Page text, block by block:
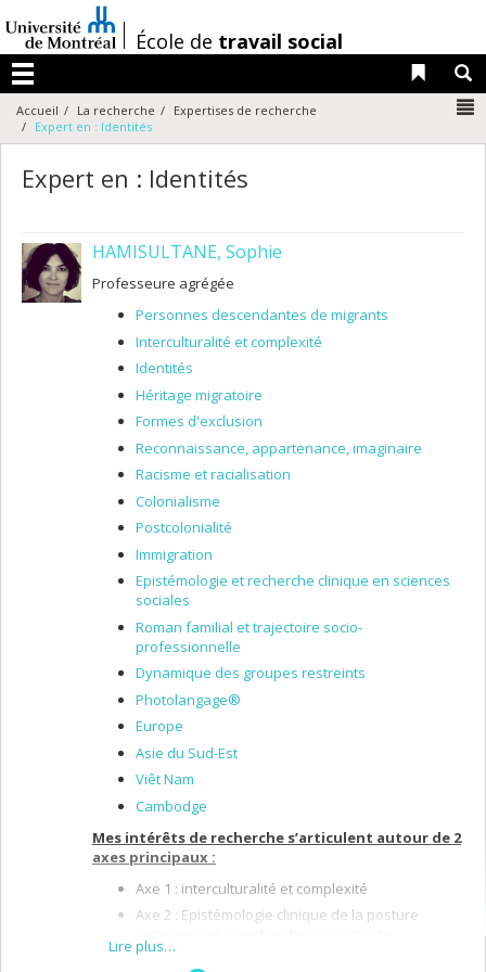
au
contenu
/École de travail social
Menu
Liens
Accueil La recherche
Expertises de recherche
Expert en : Identités
Expert en : Identités
HAMISULTANE, Sophie
Professeure agrégée
Personnes descendantes de migrants
Interculturalité et complexité
Identités
Héritage migratoire
Formes d'exclusion
Reconnaissance, appartenance, imaginaire
Racisme et racialisation
Colonialisme
Postcolonialité
Immigration
Epistémologie et recherche clinique en sciences
sociales
Roman familial et trajectoire socio-
professionnelle
Dynamique des groupes restreints
Photolangage®
Europe
Asie du Sud-Est
Viêt Nam
Cambodge
Mes intérêts de recherche s’articulent autour de 2
axes principaux :
Axe 1 : interculturalité et complexité
Axe 2 : Epistémologie clinique de la posture
d’interculturalité.
Lire plus…